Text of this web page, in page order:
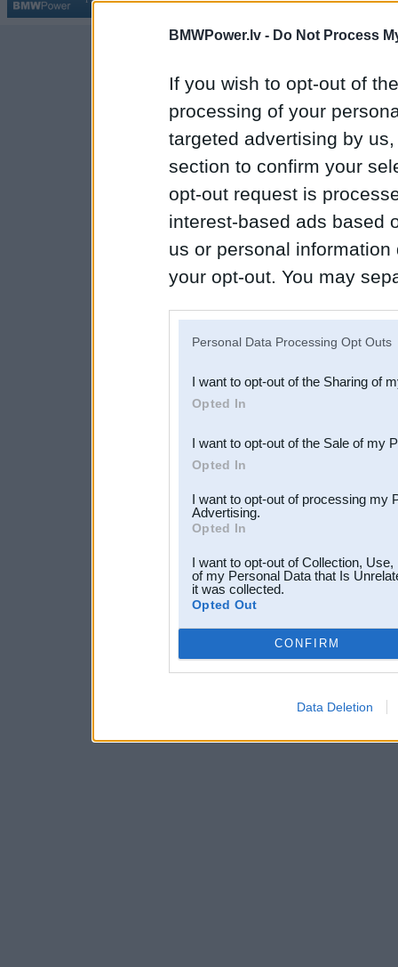
BMWPower.lv - Do Not Process
If you wish to opt-out of
processing of your
targeted advertising by
section to confirm your
opt-out request is
interest-based ads based
us or personal
your opt-out. You may
Downstream Participants
third parties.
Personal Data Processing Opt Outs
I want to opt-out of the Sharing of
Opted In
I want to opt-out of the Sale of my
Opted In
I want to opt-out of processing my
Advertising.
Opted In
I want to opt-out of Collection,
of my Personal Data that Is
it was collected.
Opted Out
CONFIRM
Data Deletion